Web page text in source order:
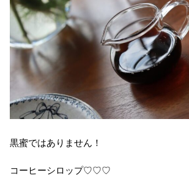
黒蜜ではありません！
コーヒーシロップ♡♡♡